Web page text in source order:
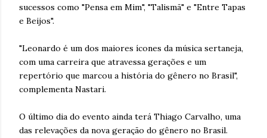
sucessos como "Pensa em Mim", "Talismã" e "Entre Tapas
e Beijos".
"Leonardo é um dos maiores ícones da música sertaneja,
com uma carreira que atravessa gerações e um
repertório que marcou a história do gênero no Brasil",
complementa Nastari.
O último dia do evento ainda terá Thiago Carvalho, uma
das relevações da nova geração do gênero no Brasil.